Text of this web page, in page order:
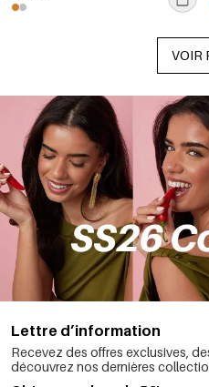
VOIR
Lettre d’information
Recevez des offres exclusives,
découvrez nos dernières